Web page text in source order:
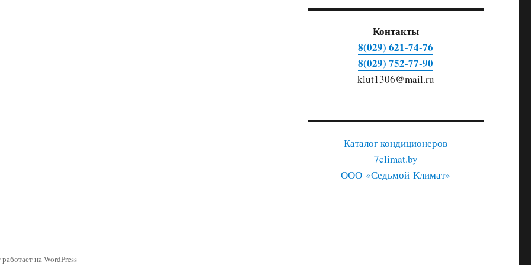
Контакты
8(029) 621-74-76
8(029) 752-77-90
klut1306@mail.ru
Каталог кондиционеров
7climat.by
ООО «Седьмой Климат»
на WordPress